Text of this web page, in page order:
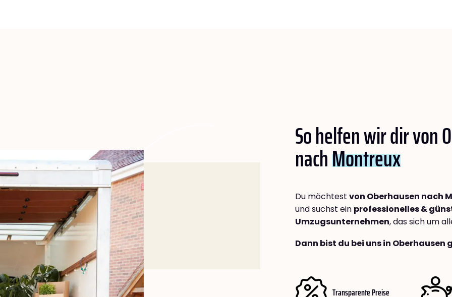
So helfen wir dir von
nachMontreux
Du möchtest von Oberhausen nach
und suchst ein professionelles &
Umzugsunternehmen, das sich um
Dann bist du bei uns in
Transparente Preise